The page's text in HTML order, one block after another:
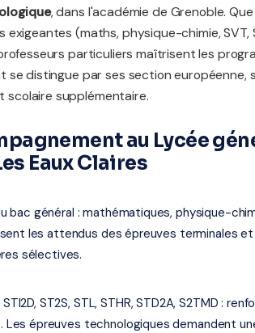
, dans l'académie de Grenoble.
(maths, physique-chimie, SVT,
professeurs particuliers maîtrisent les
se distingue par ses section européenne,
scolaire supplémentaire.
au Lycée
Eaux Claires
général : mathématiques, physique-
les attendus des épreuves terminales
sélectives.
ST2S, STL, STHR, STD2A, S2TMD :
épreuves technologiques demandent